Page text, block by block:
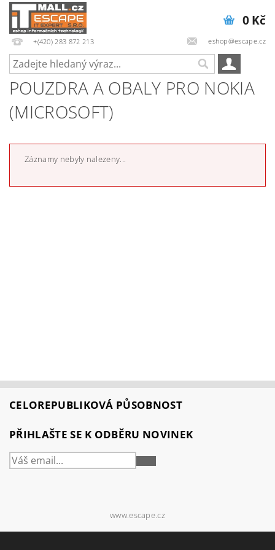
+(420) 283 872 213 eshop@escape.cz
0 Kč
POUZDRA A OBALY PRO NOKIA
(MICROSOFT)
Záznamy nebyly nalezeny...
CELOREPUBLIKOVÁ PŮSOBNOST
PŘIHLAŠTE SE K ODBĚRU NOVINEK
PŘIHLÁSIT
www.escape.cz